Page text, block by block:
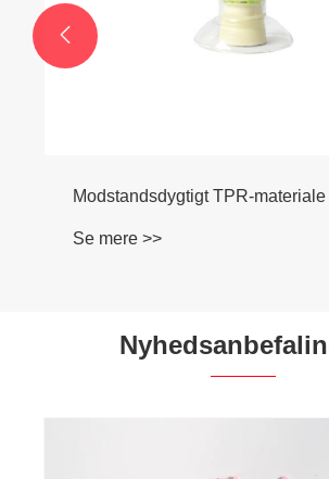
Modstandsdygtigt TPR-materiale
Se mere >>
